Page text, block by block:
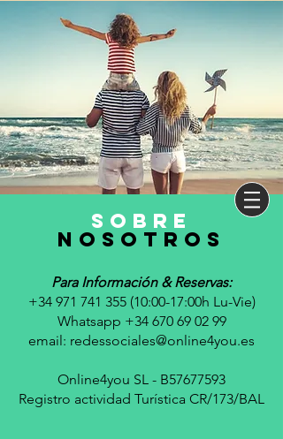
sobre
nosotros
Para Información & Reservas:
+34 971 741 355 (10:00-17:00h Lu-Vie)
Whatsapp +34 670 69 02 99
email: redessociales@online4you.es
Online4you SL - B57677593
Registro actividad Turística CR/173/BAL